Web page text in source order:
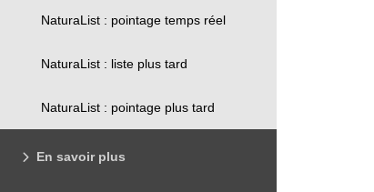
NaturaList : pointage temps réel
NaturaList : liste plus tard
NaturaList : pointage plus tard
En savoir plus